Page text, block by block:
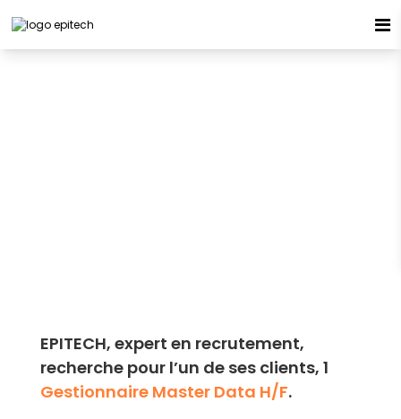
EPITECH, expert en recrutement,
recherche pour l’un de ses clients, 1
Gestionnaire Master Data H/F.